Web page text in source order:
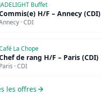
JADELIGHT Buffet
H/F – Annecy (CDI)
· CDI
La Chope
de rang H/F – Paris (CDI)
Paris · CDI
les offres